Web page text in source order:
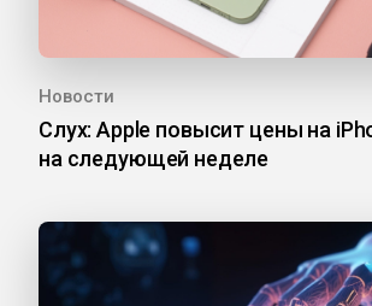
Новости
Слух: Apple повысит цены на
на следующей неделе